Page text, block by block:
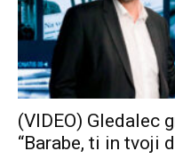
(VIDEO) Gledalec
“Barabe, ti in tvoji